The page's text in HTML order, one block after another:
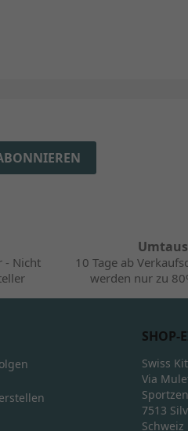
- Nicht
10 Tage ab
werden nur zu
SHOP-
Swiss
Via
7513
Schweiz